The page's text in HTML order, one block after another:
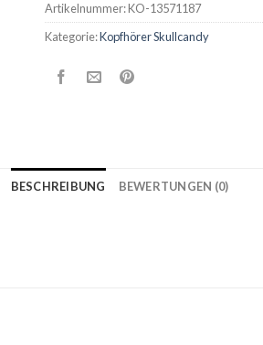
Artikelnummer:KO-13571187
Kategorie:Kopfhörer Skullcandy
BESCHREIBUNG BEWERTUNGEN (0)